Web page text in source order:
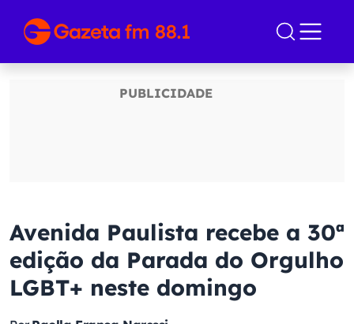
Avenida Paulista recebe a 30ª
edição da Parada do Orgulho
LGBT+ neste domingo